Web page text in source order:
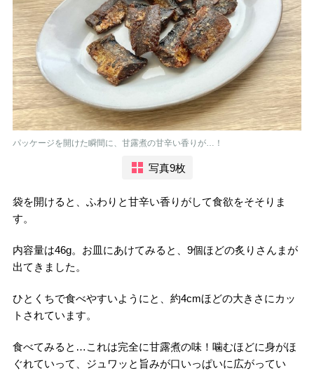
パッケージを開けた瞬間に、甘露煮の甘辛い香りが…！
写真9枚
袋を開けると、ふわりと甘辛い香りがして食欲をそそりま
す。
内容量は46g。お皿にあけてみると、9個ほどの炙りさんまが
出てきました。
ひとくちで食べやすいようにと、約4cmほどの大きさにカッ
トされています。
食べてみると…これは完全に甘露煮の味！噛むほどに身がほ
ぐれていって、ジュワッと旨みが口いっぱいに広がってい